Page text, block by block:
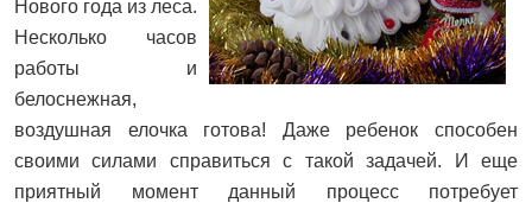
Нового года из леса.
Несколько часов
работы и
белоснежная,
воздушная елочка готова! Даже ребенок способен
своими силами справиться с такой задачей. И еще
приятный момент данный процесс потребует